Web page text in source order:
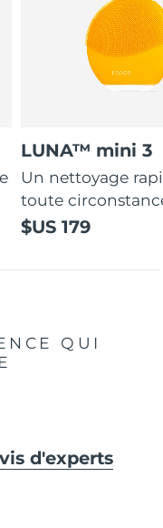
LUNA™ mini 3
Un nettoyage
toute
$US 179
QUI
d'experts